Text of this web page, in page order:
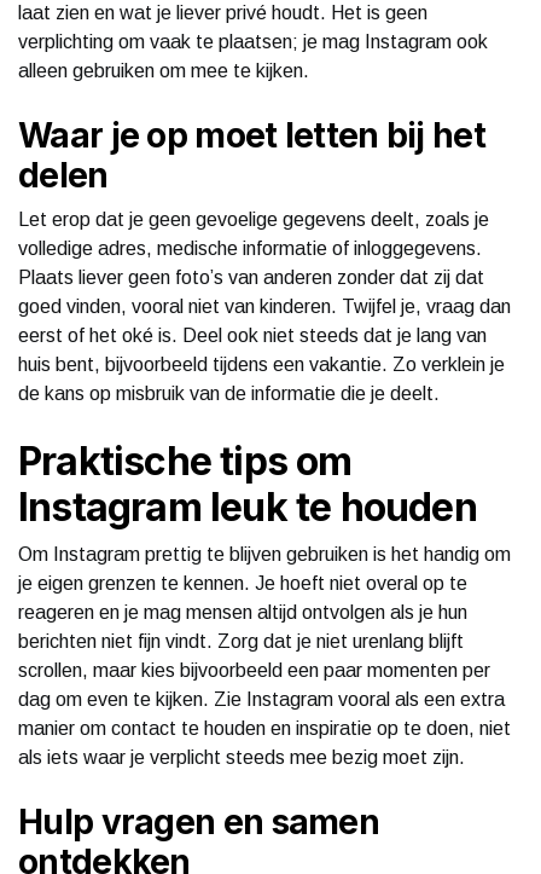
laat zien en wat je liever privé houdt. Het is geen
verplichting om vaak te plaatsen; je mag Instagram ook
alleen gebruiken om mee te kijken.
Waar je op moet letten bij het
delen
Let erop dat je geen gevoelige gegevens deelt, zoals je
volledige adres, medische informatie of inloggegevens.
Plaats liever geen foto’s van anderen zonder dat zij dat
goed vinden, vooral niet van kinderen. Twijfel je, vraag dan
eerst of het oké is. Deel ook niet steeds dat je lang van
huis bent, bijvoorbeeld tijdens een vakantie. Zo verklein je
de kans op misbruik van de informatie die je deelt.
Praktische tips om
Instagram leuk te houden
Om Instagram prettig te blijven gebruiken is het handig om
je eigen grenzen te kennen. Je hoeft niet overal op te
reageren en je mag mensen altijd ontvolgen als je hun
berichten niet fijn vindt. Zorg dat je niet urenlang blijft
scrollen, maar kies bijvoorbeeld een paar momenten per
dag om even te kijken. Zie Instagram vooral als een extra
manier om contact te houden en inspiratie op te doen, niet
als iets waar je verplicht steeds mee bezig moet zijn.
Hulp vragen en samen
ontdekken